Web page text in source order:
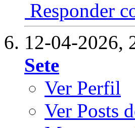
Responder
12-04-2026,
Sete
Ver Perfil
Ver Posts